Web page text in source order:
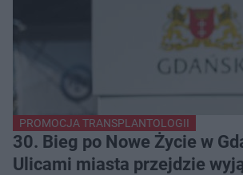
PROMOCJA TRANSPLANTOLOGII
30. Bieg po Nowe Życie w
Ulicami miasta przejdzie